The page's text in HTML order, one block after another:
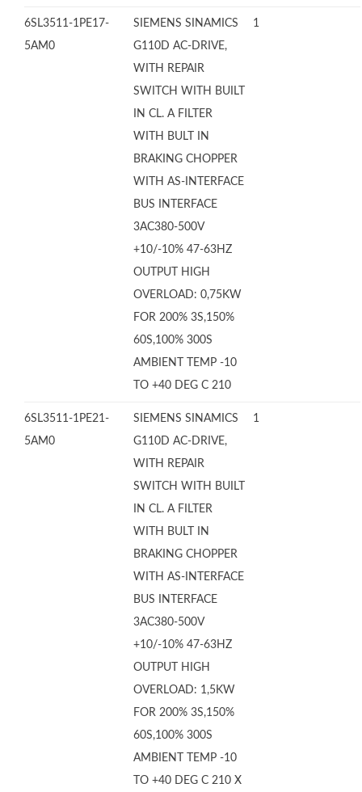
6SL3511-1PE17-
5AM0
SIEMENS SINAMICS
G110D AC-DRIVE,
WITH REPAIR
SWITCH WITH BUILT
IN CL. A FILTER
WITH BULT IN
BRAKING CHOPPER
WITH AS-INTERFACE
BUS INTERFACE
3AC380-500V
+10/-10% 47-63HZ
OUTPUT HIGH
OVERLOAD: 0,75KW
FOR 200% 3S,150%
60S,100% 300S
AMBIENT TEMP -10
TO +40 DEG C 210
1
6SL3511-1PE21-
5AM0
SIEMENS SINAMICS
G110D AC-DRIVE,
WITH REPAIR
SWITCH WITH BUILT
IN CL. A FILTER
WITH BULT IN
BRAKING CHOPPER
WITH AS-INTERFACE
BUS INTERFACE
3AC380-500V
+10/-10% 47-63HZ
OUTPUT HIGH
OVERLOAD: 1,5KW
FOR 200% 3S,150%
60S,100% 300S
AMBIENT TEMP -10
TO +40 DEG C 210 X
1